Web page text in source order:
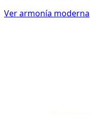
Ver armonía moderna